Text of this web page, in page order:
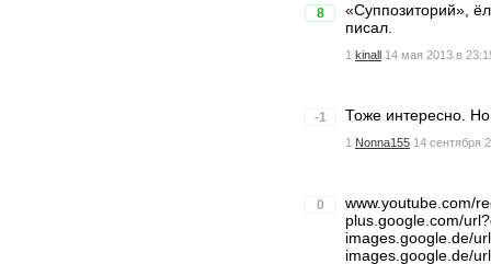
8
«Суппозиторий»,
писал.
1 kinall 14 мая 2013 в
-1 Тоже интересно.
1 Nonna155 14 сентября
0
www.youtube.com/
plus.google.com/
images.google.de/
images.google.de/